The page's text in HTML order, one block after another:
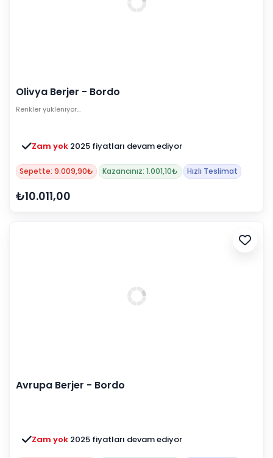
Olivya Berjer - Bordo
Renkler yükleniyor…
Zam yok 2025 fiyatları devam ediyor
Sepette: 9.009,90₺ Kazancınız: 1.001,10₺ Hızlı Teslimat
₺10.011,00
Avrupa Berjer - Bordo
Zam yok 2025 fiyatları devam ediyor